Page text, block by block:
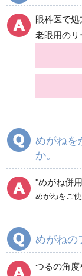
眼科医で処
老眼用のリ
めがねを
か。
"めがね併
めがねをご
めがねの
つるの角度